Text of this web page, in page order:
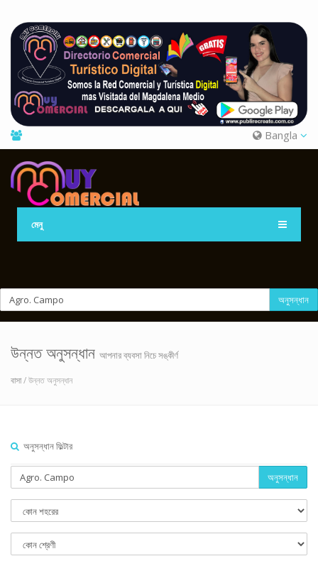
Bangla
মেনু
অনুসন্ধান
উন্নত অনুসন্ধান আপনার ব্যবসা নিচে সঙ্কীর্ণ
বাসা/ উন্নত অনুসন্ধান
অনুসন্ধান ফিল্টার
অনুসন্ধান